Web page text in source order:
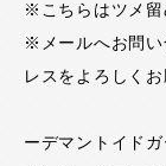
※こちらはツメ留
※メールへお問い
レスをよろしくお
ーデマントイド